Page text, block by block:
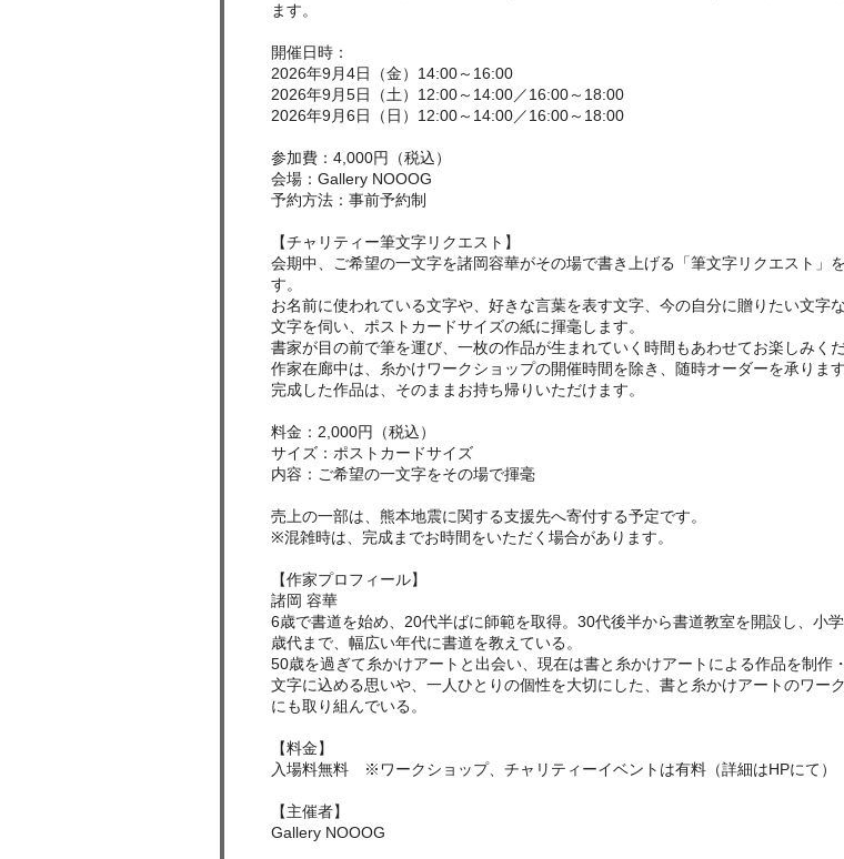
ます。
開催日時：
2026年9月4日（金）14:00～16:00
2026年9月5日（土）12:00～14:00／16:00～18:00
2026年9月6日（日）12:00～14:00／16:00～18:00
参加費：4,000円（税込）
会場：Gallery NOOOG
予約方法：事前予約制
【チャリティー筆文字リクエスト】
会期中、ご希望の一文字を諸岡容華がその場で書き上げる「筆文字リクエスト」
す。
お名前に使われている文字や、好きな言葉を表す文字、今の自分に贈りたい文字
文字を伺い、ポストカードサイズの紙に揮毫します。
書家が目の前で筆を運び、一枚の作品が生まれていく時間もあわせてお楽しみくだ
作家在廊中は、糸かけワークショップの開催時間を除き、随時オーダーを承ります
完成した作品は、そのままお持ち帰りいただけます。
料金：2,000円（税込）
サイズ：ポストカードサイズ
内容：ご希望の一文字をその場で揮毫
売上の一部は、熊本地震に関する支援先へ寄付する予定です。
※混雑時は、完成までお時間をいただく場合があります。
【作家プロフィール】
諸岡 容華
6歳で書道を始め、20代半ばに師範を取得。30代後半から書道教室を開設し、小
歳代まで、幅広い年代に書道を教えている。
50歳を過ぎて糸かけアートと出会い、現在は書と糸かけアートによる作品を制作・
文字に込める思いや、一人ひとりの個性を大切にした、書と糸かけアートのワー
にも取り組んでいる。
【料金】
入場料無料 ※ワークショップ、チャリティーイベントは有料（詳細はHPにて）
【主催者】
Gallery NOOOG